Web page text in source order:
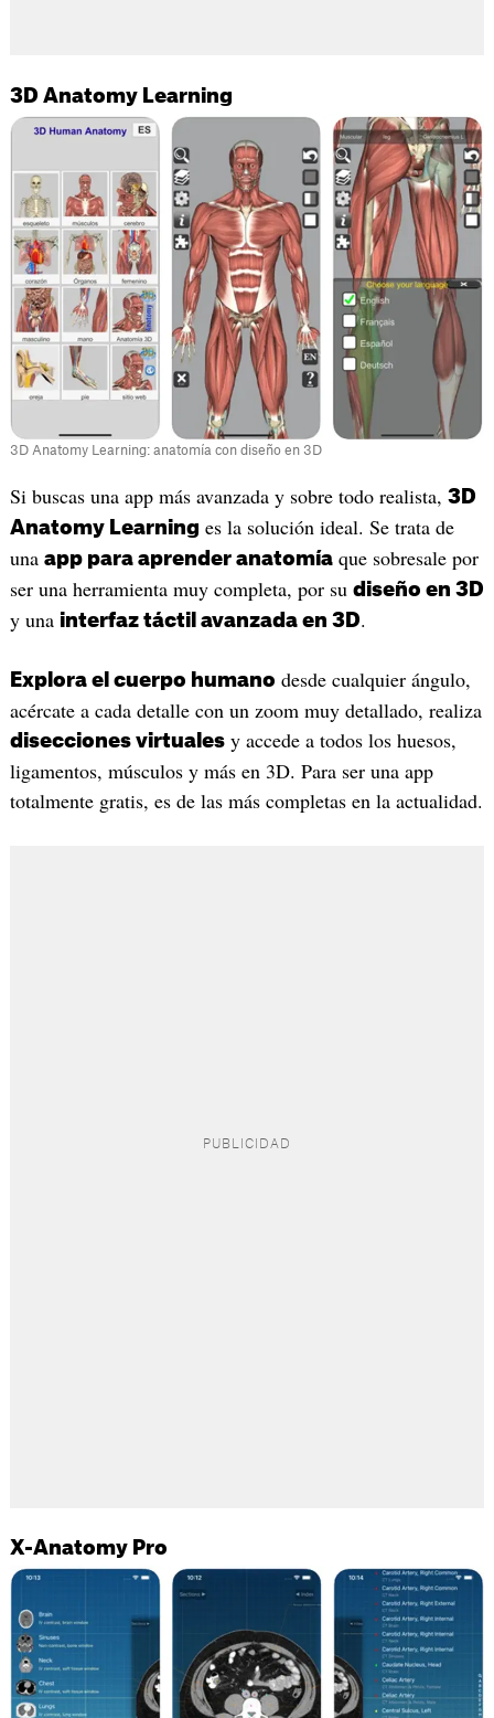
3D Anatomy Learning
3D Anatomy Learning: anatomía con diseño en 3D
Si buscas una app más avanzada y sobre todo realista, 3D
Anatomy Learning es la solución ideal. Se trata de
una app para aprender anatomíaque sobresale por
ser una herramienta muy completa, por su diseño en 3D
y una interfaz táctil avanzada en 3D.
Explora el cuerpo humano desde cualquier ángulo,
acércate a cada detalle con un zoom muy detallado, realiza
disecciones virtualesy accede a todos los huesos,
ligamentos, músculos y más en 3D. Para ser una app
totalmente gratis, es de las más completas en la actualidad.
X-Anatomy Pro